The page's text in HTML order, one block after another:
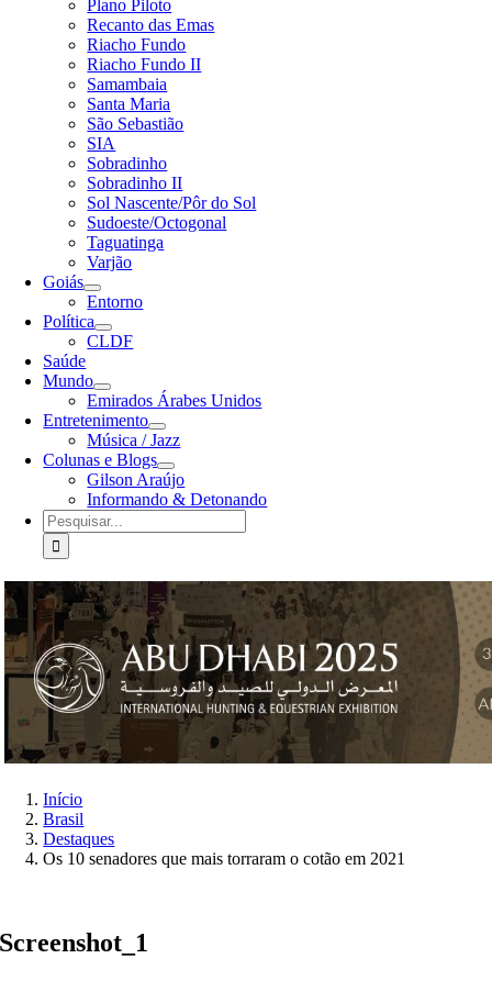
Plano Piloto
Recanto das Emas
Riacho Fundo
Riacho Fundo II
Samambaia
Santa Maria
São Sebastião
SIA
Sobradinho
Sobradinho II
Sol Nascente/Pôr do Sol
Sudoeste/Octogonal
Taguatinga
Varjão
Goiás
Entorno
Política
CLDF
Saúde
Mundo
Emirados Árabes Unidos
Entretenimento
Música / Jazz
Colunas e Blogs
Gilson Araújo
Informando & Detonando
Buscar
resultados
para:
Início
Brasil
Destaques
Os 10 senadores que mais torraram o cotão em 2021
Screenshot_1